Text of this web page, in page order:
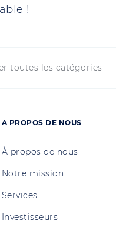
!
toutes les catégories
A PROPOS DE NOUS
À propos de nous
Notre mission
Services
Investisseurs